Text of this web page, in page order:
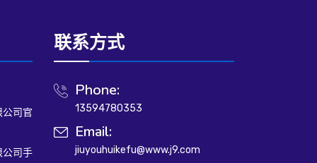
司官
公司手
联系方式
Phone:
13594780353
Email:
jiuyouhuikefu@www.j9.com